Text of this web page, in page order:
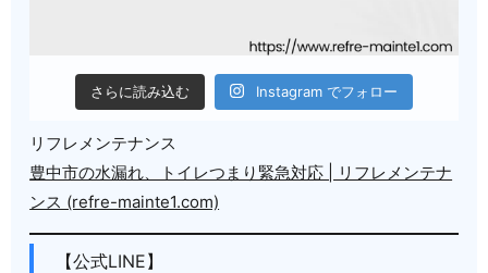
さらに読み込む Instagram でフォロー
リフレメンテナンス
豊中市の水漏れ、トイレつまり緊急対応 | リフレメンテナ
ンス (refre-mainte1.com)
【公式LINE】